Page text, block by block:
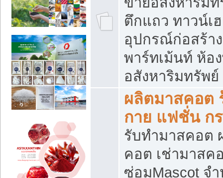
ตึกแถว ทาวน์เ
อุปกรณ์ก่อสร้า
พาร์ทเม้นท์ ห้อ
อสังหาริมทรัพ
ผลิตมาสคอต
กาย แฟชั่น กร
รับทำมาสคอต
คอต เช่ามาสค
ซ่อมMascot จ